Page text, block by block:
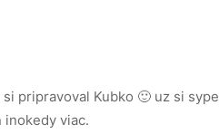
pripravoval Kubko 🙂 uz si
viac.